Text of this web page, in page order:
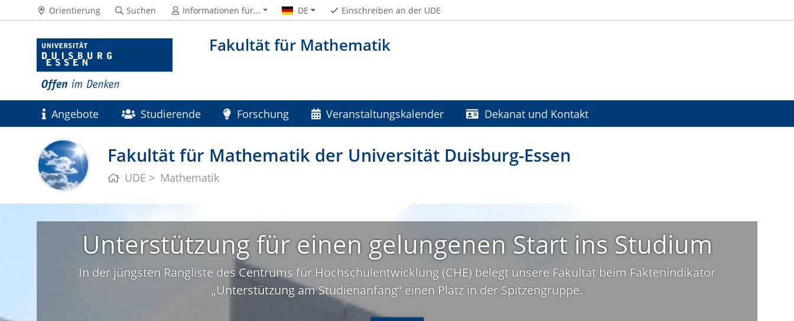
Fakultät für Mathematik
Orientierung Suchen Informationen für... DE Einschreiben an der UDE
Angebote Studierende Forschung Veranstaltungskalender Dekanat und Kontakt
Fakultät für Mathematik der Universität Duisburg-Essen
UDE Mathematik
Unterstützung für einen gelungenen Start ins Studium
In der jüngsten Rangliste des Centrums für Hochschulentwicklung (CHE) belegt unsere Fakultät beim Faktenindikator
„Unterstützung am Studienanfang“ einen Platz in der Spitzengruppe.